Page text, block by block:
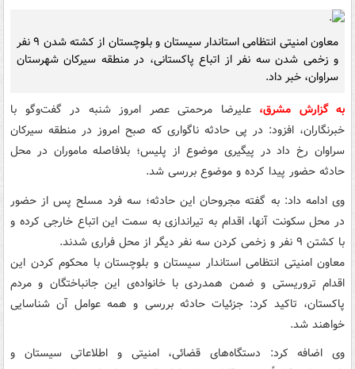
معاون امنیتی انتظامی استاندار سیستان و بلوچستان از کشته شدن ۹ نفر
و زخمی شدن سه نفر از اتباع پاکستانی، در منطقه سیرکان شهرستان
سراوان، خبر داد.
به گزارش مشرق،علیرضا مرحمتی عصر امروز شنبه در گفت‌وگو با
خبرنگاران، افزود: در پی حادثه ناگواری که صبح امروز در منطقه سیرکان
سراوان رخ داد در پیگیری موضوع از پلیس؛ بلافاصله ماموران در محل
حادثه حضور پیدا کرده و موضوع بررسی شد.
وی ادامه داد: به گفته مجروحان این حادثه؛ سه فرد مسلح پس از حضور
در محل سکونت آنها، اقدام به تیراندازی به سمت این اتباع خارجی کرده و
با کشتن ۹ نفر و زخمی کردن سه نفر دیگر از محل فراری شدند.
معاون امنیتی انتظامی استاندار سیستان و بلوچستان با محکوم کردن این
اقدام تروریستی و ضمن همدردی با خانواده‌ی این جانباختگان و مردم
پاکستان، تاکید کرد: جزئیات حادثه بررسی و همه عوامل آن شناسایی
خواهند شد.
وی اضافه کرد: دستگاه‌های قضائی، امنیتی و اطلاعاتی سیستان و